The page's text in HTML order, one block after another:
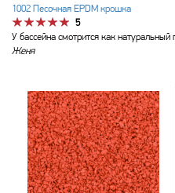
1002 Песочная EPDM крошка
5
У бассейна смотрится как натуральный
Женя